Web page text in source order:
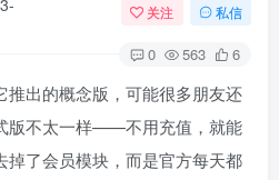
关注 私信
0 563 6
推出的概念版，可能很多朋友还
版不太一样——不用充值，就能
掉了会员模块，而是官方每天都